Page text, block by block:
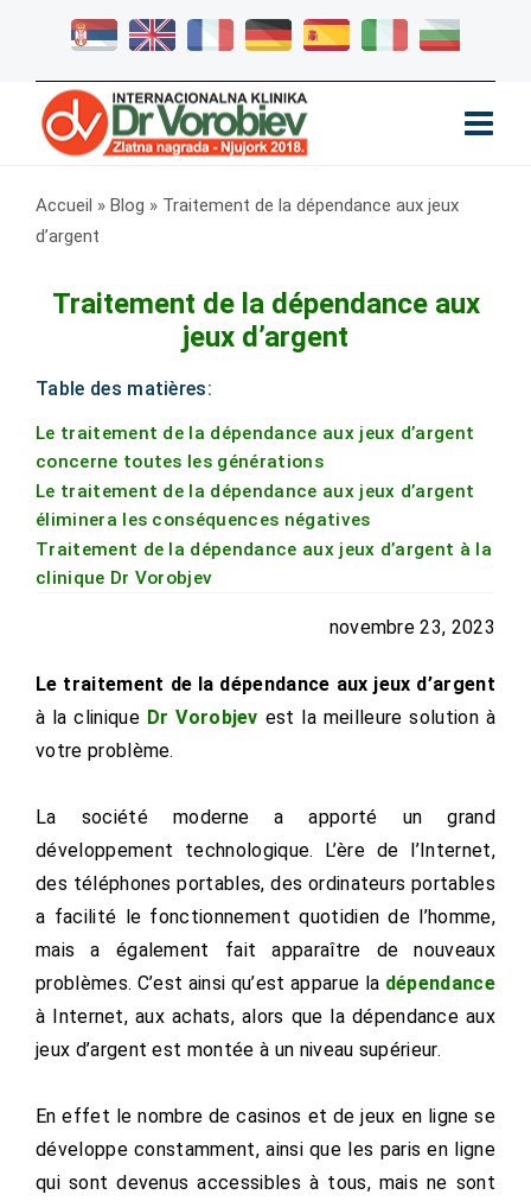
Accueil » Blog » Traitement de la dépendance aux jeux
d’argent
Traitement de la dépendance aux
jeux d’argent
Table des matières:
Le traitement de la dépendance aux jeux d’argent
concerne toutes les générations
Le traitement de la dépendance aux jeux d’argent
éliminera les conséquences négatives
Traitement de la dépendance aux jeux d’argent à la
clinique Dr Vorobjev
novembre 23, 2023
Le traitement de la dépendance aux jeux d’argent
à la clinique Dr Vorobjev est la meilleure solution à
votre problème.
La société moderne a apporté un grand
développement technologique. L’ère de l’Internet,
des téléphones portables, des ordinateurs portables
a facilité le fonctionnement quotidien de l’homme,
mais a également fait apparaître de nouveaux
problèmes. C’est ainsi qu’est apparue la dépendance
à Internet, aux achats, alors que la dépendance aux
jeux d’argent est montée à un niveau supérieur.
En effet le nombre de casinos et de jeux en ligne se
développe constamment, ainsi que les paris en ligne
qui sont devenus accessibles à tous, mais ne sont